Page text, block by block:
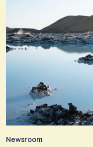
Newsroom